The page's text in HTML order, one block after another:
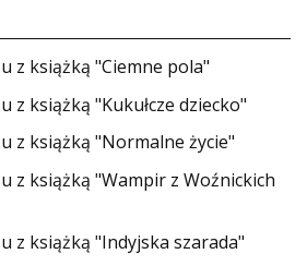
z książką "Ciemne pola"
z książką "Kukułcze dziecko"
z książką "Normalne życie"
z książką "Wampir z Woźnickich
z książką "Indyjska szarada"